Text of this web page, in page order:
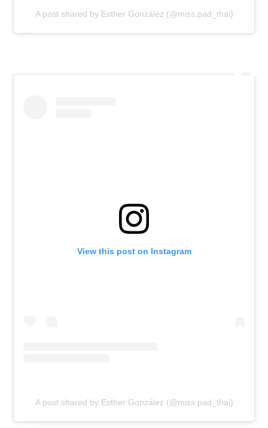
A post shared by Esther González (@miss.pad_thai)
View this post on Instagram
A post shared by Esther González (@miss.pad_thai)